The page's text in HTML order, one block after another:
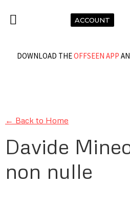
ACCOUNT
DOWNLOAD THEOFFSEEN APP
← Back to Home
Davide
non nulle